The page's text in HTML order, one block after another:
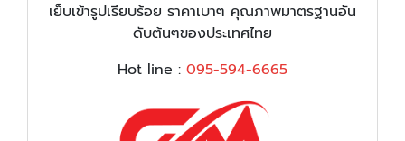
เย็บเข้ารูปเรียบร้อย ราคาเบาๆ คุณภาพมาตรฐานอัน
ดับต้นๆของประเทศไทย
Hot line : 095-594-6665